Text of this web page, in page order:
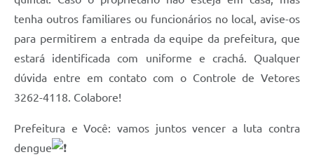
tenha outros familiares ou funcionários no local, avise-os
para permitirem a entrada da equipe da prefeitura, que
estará identificada com uniforme e crachá. Qualquer
dúvida entre em contato com o Controle de Vetores
3262-4118. Colabore!
Prefeitura e Você: vamos juntos vencer a luta contra
dengue